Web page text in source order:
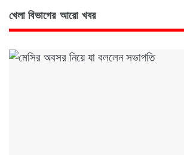
খেলা বিভাগের আরো খবর